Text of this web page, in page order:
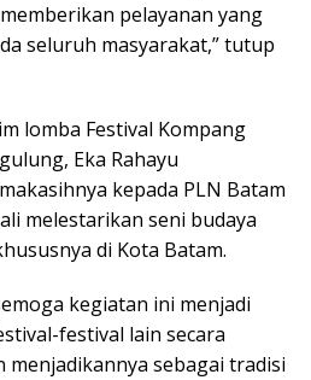
pelayanan yang
seluruh masyarakat,” tutup
lomba Festival Kompang
Eka Rahayu
kepada PLN Batam
melestarikan seni budaya
di Kota Batam.
kegiatan ini menjadi
festival lain secara
sebagai tradisi